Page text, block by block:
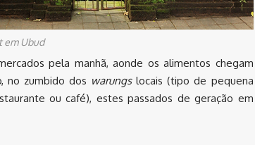
em Ubud
pela manhã, aonde os alimentos chegam
no zumbido dos warungslocais (tipo de pequena
ou café), estes passados de geração em